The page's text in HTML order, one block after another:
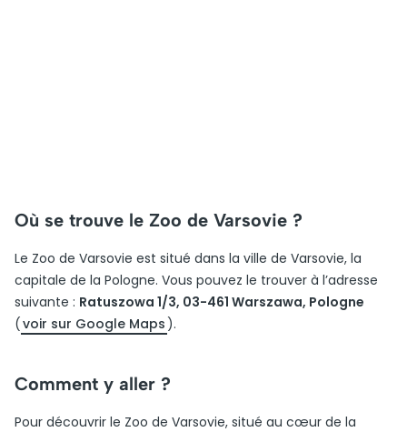
Où se trouve le Zoo de Varsovie ?
Le Zoo de Varsovie est situé dans la ville de Varsovie, la
capitale de la Pologne. Vous pouvez le trouver à l’adresse
suivante : Ratuszowa 1/3, 03-461 Warszawa, Pologne
(voir sur Google Maps ).
Comment y aller ?
Pour découvrir le Zoo de Varsovie, situé au cœur de la